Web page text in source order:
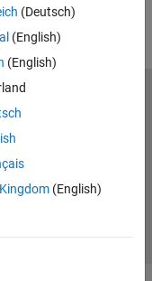
(Deutsch)
(English)
(English)
(English)